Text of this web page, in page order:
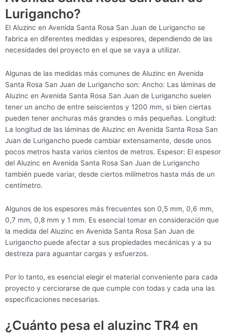
Lurigancho?
El Aluzinc en Avenida Santa Rosa San Juan de Lurigancho se
fabrica en diferentes medidas y espesores, dependiendo de las
necesidades del proyecto en el que se vaya a utilizar.
Algunas de las medidas más comunes de Aluzinc en Avenida
Santa Rosa San Juan de Lurigancho son: Ancho: Las láminas de
Aluzinc en Avenida Santa Rosa San Juan de Lurigancho suelen
tener un ancho de entre seiscientos y 1200 mm, si bien ciertas
pueden tener anchuras más grandes o más pequeñas. Longitud:
La longitud de las láminas de Aluzinc en Avenida Santa Rosa San
Juan de Lurigancho puede cambiar extensamente, desde unos
pocos metros hasta varios cientos de metros. Espesor: El espesor
del Aluzinc en Avenida Santa Rosa San Juan de Lurigancho
también puede variar, desde ciertos milímetros hasta más de un
centímetro.
Algunos de los espesores más frecuentes son 0,5 mm, 0,6 mm,
0,7 mm, 0,8 mm y 1 mm. Es esencial tomar en consideración que
la medida del Aluzinc en Avenida Santa Rosa San Juan de
Lurigancho puede afectar a sus propiedades mecánicas y a su
destreza para aguantar cargas y esfuerzos.
Por lo tanto, es esencial elegir el material conveniente para cada
proyecto y cerciorarse de que cumple con todas y cada una las
especificaciones necesarias.
¿Cuánto pesa el aluzinc TR4 en